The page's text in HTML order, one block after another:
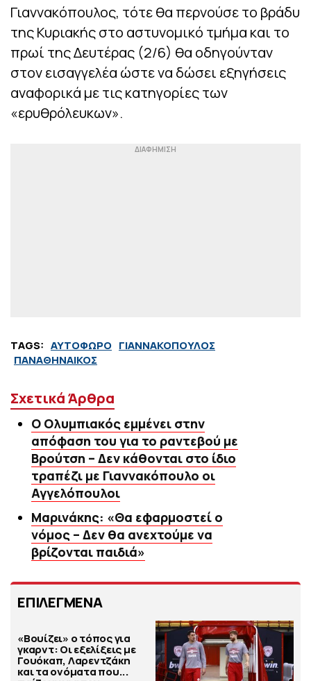
Γιαννακόπουλος, τότε θα περνούσε το βράδυ
της Κυριακής στο αστυνομικό τμήμα και το
πρωί της Δευτέρας (2/6) θα οδηγούνταν
στον εισαγγελέα ώστε να δώσει εξηγήσεις
αναφορικά με τις κατηγορίες των
«ερυθρόλευκων».
TAGS: ΑΥΤΟΦΩΡΟ ΓΙΑΝΝΑΚΟΠΟΥΛΟΣ
ΠΑΝΑΘΗΝΑΙΚΟΣ
Σχετικά Άρθρα
Ο Ολυμπιακός εμμένει στην
απόφαση του για το ραντεβού με
Βρούτση – Δεν κάθονται στο ίδιο
τραπέζι με Γιαννακόπουλο οι
Αγγελόπουλοι
Μαρινάκης: «Θα εφαρμοστεί ο
νόμος – Δεν θα ανεχτούμε να
βρίζονται παιδιά»
ΕΠΙΛΕΓΜΕΝΑ
«Βουίζει» ο τόπος για
γκαρντ: Οι εξελίξεις με
Γουόκαπ, Λαρεντζάκη
και τα ονόματα που...